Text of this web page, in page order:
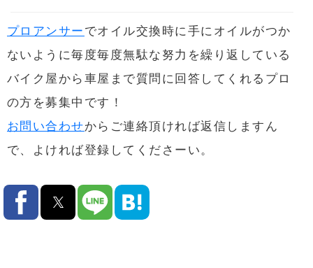
プロアンサー でオイル交換時に手にオイルがつか
ないように毎度毎度無駄な努力を繰り返している
バイク屋から車屋まで質問に回答してくれるプロ
の方を募集中です！
お問い合わせからご連絡頂ければ返信しますん
で、よければ登録してくださーい。